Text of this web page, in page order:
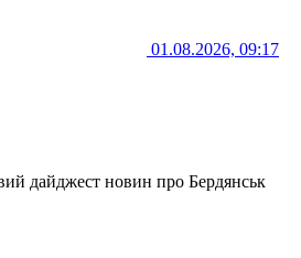
01.08.2026, 09:17
дайджест новин про Бердянськ